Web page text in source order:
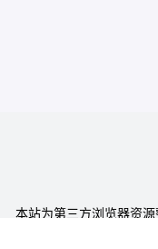
本站为第三方浏览器资